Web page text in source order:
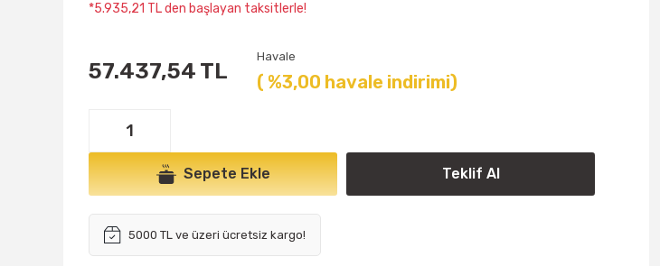
*5.935,21 TL den başlayan taksitlerle!
57.437,54 TL
Havale
( %3,00 havale indirimi)
Sepete Ekle Teklif Al
5000 TL ve üzeri ücretsiz kargo!